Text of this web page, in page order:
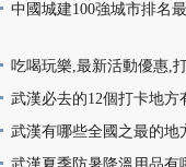
檢測地點位置咨詢電話及
中國城建100強城市排名
吃喝玩樂,最新活動優惠,
買,天天更新,超省錢,快來
武漢必去的12個打卡地
地址推薦
武漢有哪些全國之最的地